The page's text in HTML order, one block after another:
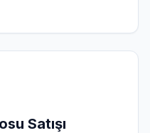
Satışı